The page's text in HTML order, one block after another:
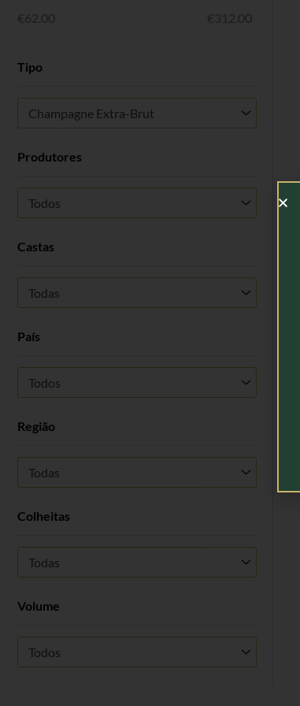
€62.00 € 312.00
Tipo
Champagne Extra-Brut
Produtores
Todos
Castas
Todas
País
Todos
Região
Todas
Colheitas
Todas
Volume
Todos